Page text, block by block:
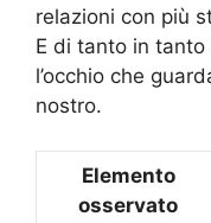
relazioni con più
E di tanto in tanto
l’occhio che
nostro.
Elemento
osservato